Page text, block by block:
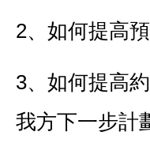
2、如何提高
3、如何提高
我方下一步計